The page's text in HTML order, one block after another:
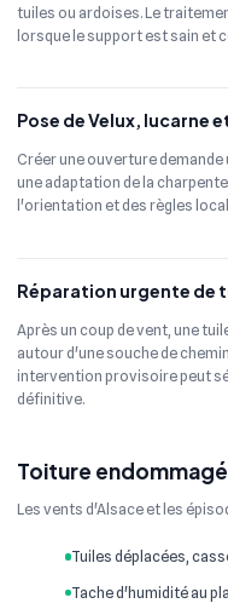
tuiles ou ardoises. Le
lorsque le support est sain et
Pose de Velux, lucarne
Créer une ouverture
une adaptation de la
l'orientation et des règles
Réparation urgente de
Après un coup de vent, une
autour d'une souche de
intervention provisoire peut
définitive.
Toiture
Les vents d'Alsace et les
Tuiles déplacées,
Tache d'humidité au